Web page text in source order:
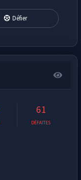
Défier
61
DÉFAITES